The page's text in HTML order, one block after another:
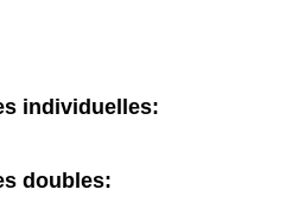
individuelles:
doubles: